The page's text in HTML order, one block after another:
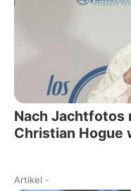
Nach Jachtfotos
Christian Hogue
Artikel -